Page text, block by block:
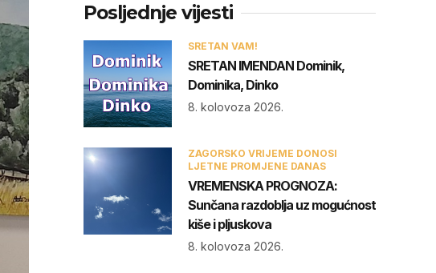
Posljednje vijesti
SRETAN VAM!
SRETAN IMENDAN Dominik,
Dominika, Dinko
8. kolovoza 2026.
ZAGORSKO VRIJEME DONOSI
LJETNE PROMJENE DANAS
VREMENSKA PROGNOZA:
Sunčana razdoblja uz mogućnost
kiše i pljuskova
8. kolovoza 2026.